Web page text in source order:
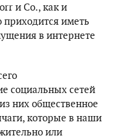
и Co., как и
иметь
в интернете
социальных сетей
них общественное
которые в наши
или